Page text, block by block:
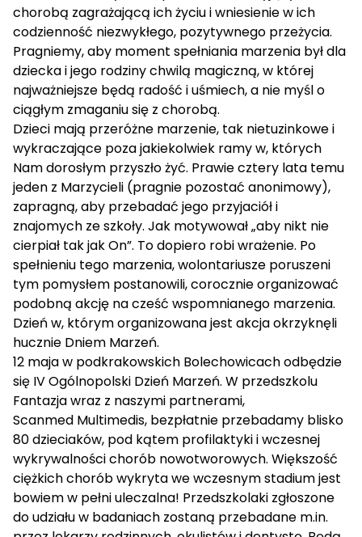
chorobą zagrażającą ich życiu i wniesienie w ich
codzienność niezwykłego, pozytywnego przeżycia.
Pragniemy, aby moment spełniania marzenia był dla
dziecka i jego rodziny chwilą magiczną, w której
najważniejsze będą radość i uśmiech, a nie myśl o
ciągłym zmaganiu się z chorobą.
Dzieci mają przeróżne marzenie, tak nietuzinkowe i
wykraczające poza jakiekolwiek ramy w, których
Nam dorosłym przyszło żyć. Prawie cztery lata temu
jeden z Marzycieli (pragnie pozostać anonimowy),
zapragną, aby przebadać jego przyjaciół i
znajomych ze szkoły. Jak motywował „aby nikt nie
cierpiał tak jak On”. To dopiero robi wrażenie. Po
spełnieniu tego marzenia, wolontariusze poruszeni
tym pomysłem postanowili, corocznie organizować
podobną akcję na cześć wspomnianego marzenia.
Dzień w, którym organizowana jest akcja okrzyknęli
hucznie Dniem Marzeń.
12 maja w podkrakowskich Bolechowicach odbędzie
się IV Ogólnopolski Dzień Marzeń. W przedszkolu
Fantazja wraz z naszymi partnerami,
Scanmed Multimedis, bezpłatnie przebadamy blisko
80 dzieciaków, pod kątem profilaktyki i wczesnej
wykrywalności chorób nowotworowych. Większość
ciężkich chorób wykryta we wczesnym stadium jest
bowiem w pełni uleczalna! Przedszkolaki zgłoszone
do udziału w badaniach zostaną przebadane m.in.